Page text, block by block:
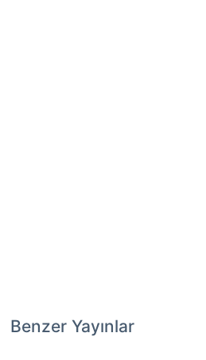
Benzer Yayınlar